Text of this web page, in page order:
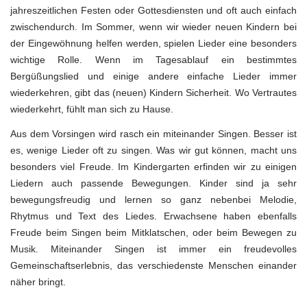
jahreszeitlichen Festen oder Gottesdiensten und oft auch einfach
zwischendurch. Im Sommer, wenn wir wieder neuen Kindern bei
der Eingewöhnung helfen werden, spielen Lieder eine besonders
wichtige Rolle. Wenn im Tagesablauf ein bestimmtes
Bergüßungslied und einige andere einfache Lieder immer
wiederkehren, gibt das (neuen) Kindern Sicherheit. Wo Vertrautes
wiederkehrt, fühlt man sich zu Hause.
Aus dem Vorsingen wird rasch ein miteinander Singen. Besser ist
es, wenige Lieder oft zu singen. Was wir gut können, macht uns
besonders viel Freude. Im Kindergarten erfinden wir zu einigen
Liedern auch passende Bewegungen. Kinder sind ja sehr
bewegungsfreudig und lernen so ganz nebenbei Melodie,
Rhytmus und Text des Liedes. Erwachsene haben ebenfalls
Freude beim Singen beim Mitklatschen, oder beim Bewegen zu
Musik. Miteinander Singen ist immer ein freudevolles
Gemeinschaftserlebnis, das verschiedenste Menschen einander
näher bringt.